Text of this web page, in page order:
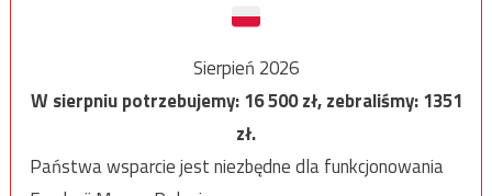
Sierpień 2026
W sierpniu potrzebujemy:16 500zł, zebraliśmy:1351
zł.
Państwa wsparcie jest niezbędne dla funkcjonowania